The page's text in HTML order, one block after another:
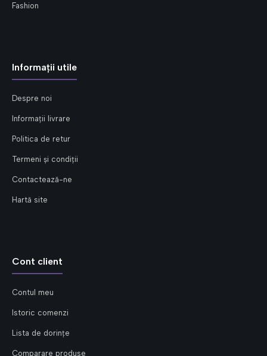
Fashion
Informații utile
Despre noi
Informații livrare
Politica de retur
Termeni și condiții
Contactează-ne
Hartă site
Cont client
Contul meu
Istoric comenzi
Lista de dorințe
Comparare produse